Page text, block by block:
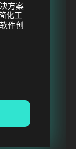
方案
化工
件创